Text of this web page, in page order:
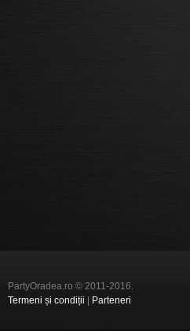
PartyOradea.ro © 2011-2016.
Termeni și condiții
Parteneri